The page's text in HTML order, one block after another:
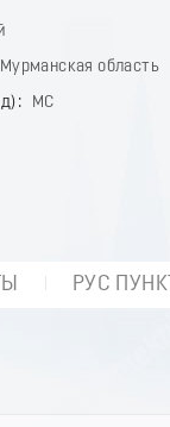
Мурманская область
МС
РУС